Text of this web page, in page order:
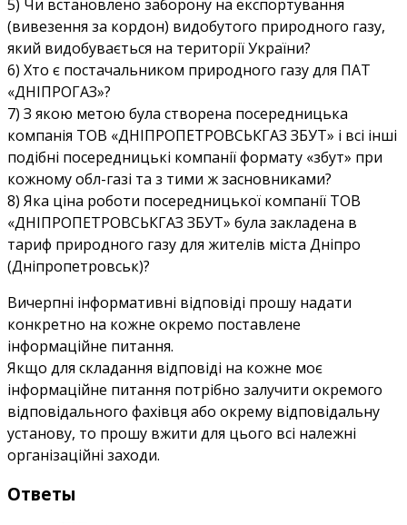
5) Чи встановлено заборону на експортування
(вивезення за кордон) видобутого природного газу,
який видобувається на території України?
6) Хто є постачальником природного газу для ПАТ
«ДНІПРОГАЗ»?
7) З якою метою була створена посередницька
компанія ТОВ «ДНІПРОПЕТРОВСЬКГАЗ ЗБУТ» і всі інші
подібні посередницькі компанії формату «збут» при
кожному обл-газі та з тими ж засновниками?
8) Яка ціна роботи посередницької компанії ТОВ
«ДНІПРОПЕТРОВСЬКГАЗ ЗБУТ» була закладена в
тариф природного газу для жителів міста Дніпро
(Дніпропетровськ)?
Вичерпні інформативні відповіді прошу надати
конкретно на кожне окремо поставлене
інформаційне питання.
Якщо для складання відповіді на кожне моє
інформаційне питання потрібно залучити окремого
відповідального фахівця або окрему відповідальну
установу, то прошу вжити для цього всі належні
організаційні заходи.
Ответы